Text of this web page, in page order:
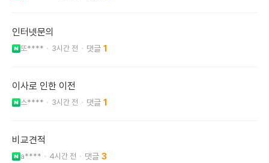
인터넷문의
또**** 3시간 전 1
이사로 인한 이전
스**** 3시간 전 1
비교견적
a**** 4시간 전 3